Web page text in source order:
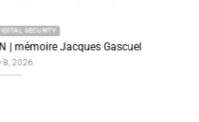
SECURITY
mémoire Jacques Gascuel
2026